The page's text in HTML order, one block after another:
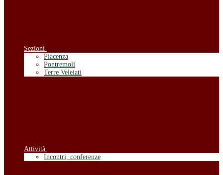
Sezioni
Piacenza
Pontremoli
Terre Veleiati
Attività
Incontri, conferenze